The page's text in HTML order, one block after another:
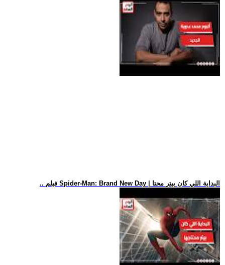
.. فيلم Spider-Man: Brand New Day | البداية اللي كان بيتر محتا